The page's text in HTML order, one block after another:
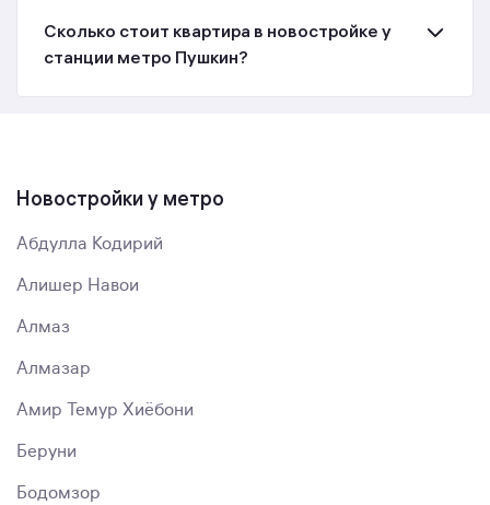
Сколько стоит квартира в новостройке у
станции метро Пушкин?
Новостройки у метро
Абдулла Кодирий
Алишер Навои
Алмаз
Алмазар
Амир Темур Хиёбони
Беруни
Бодомзор